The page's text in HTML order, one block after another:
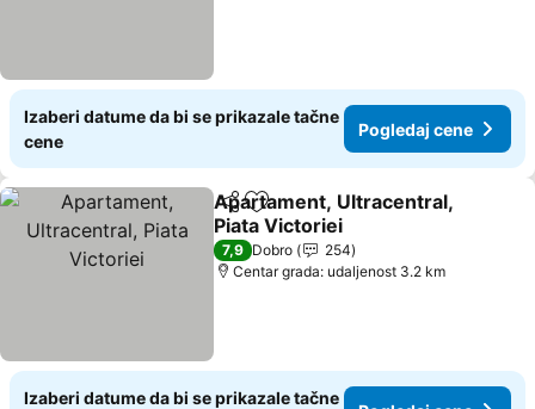
Izaberi datume da bi se prikazale tačne
cene
Pogledaj cene
Deli Dodati u favorite
Apartament, Ultracentral,
Piata Victoriei
Pogledaj cene
7,9 Dobro
254
Centar grada: udaljenost 3.2 km
Izaberi datume da bi se prikazale tačne